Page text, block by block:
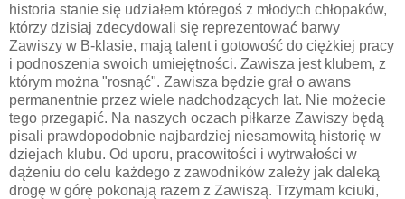
historia stanie się udziałem któregoś z młodych chłopaków,
którzy dzisiaj zdecydowali się reprezentować barwy
Zawiszy w B-klasie, mają talent i gotowość do ciężkiej pracy
i podnoszenia swoich umiejętności. Zawisza jest klubem, z
którym można "rosnąć". Zawisza będzie grał o awans
permanentnie przez wiele nadchodzących lat. Nie możecie
tego przegapić. Na naszych oczach piłkarze Zawiszy będą
pisali prawdopodobnie najbardziej niesamowitą historię w
dziejach klubu. Od uporu, pracowitości i wytrwałości w
dążeniu do celu każdego z zawodników zależy jak daleką
drogę w górę pokonają razem z Zawiszą. Trzymam kciuki,